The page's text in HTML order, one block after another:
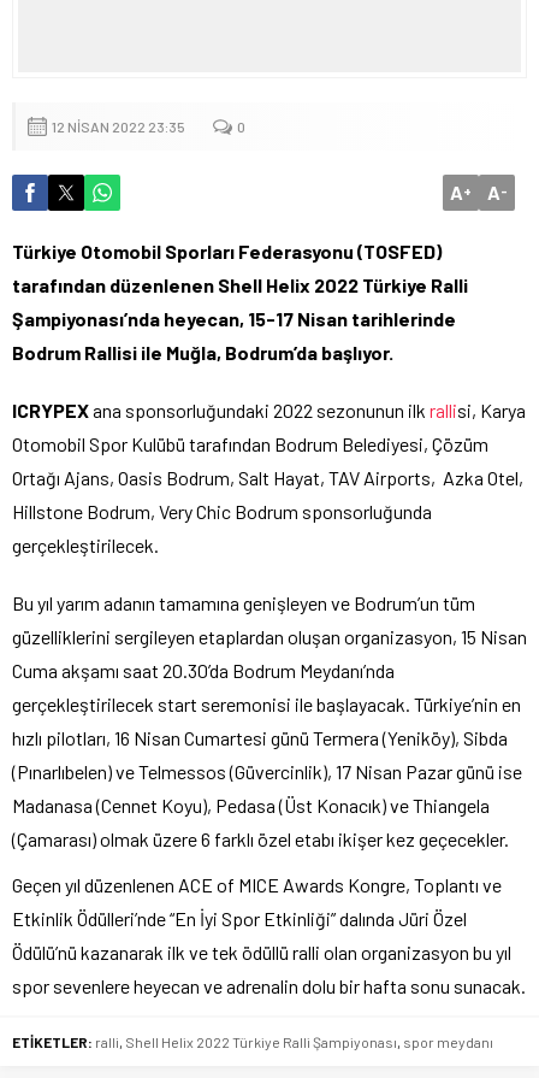
12 NISAN 2022 23:35 0
A+ A-
Türkiye Otomobil Sporları Federasyonu (TOSFED)
tarafından düzenlenen Shell Helix 2022 Türkiye Ralli
Şampiyonası’nda heyecan, 15-17 Nisan tarihlerinde
Bodrum Rallisi ile Muğla, Bodrum’da başlıyor.
ICRYPEXana sponsorluğundaki 2022 sezonunun ilk rallisi, Karya
Otomobil Spor Kulübü tarafından Bodrum Belediyesi, Çözüm
Ortağı Ajans, Oasis Bodrum, Salt Hayat, TAV Airports, Azka Otel,
Hillstone Bodrum, Very Chic Bodrum sponsorluğunda
gerçekleştirilecek.
Bu yıl yarım adanın tamamına genişleyen ve Bodrum’un tüm
güzelliklerini sergileyen etaplardan oluşan organizasyon, 15 Nisan
Cuma akşamı saat 20.30’da Bodrum Meydanı’nda
gerçekleştirilecek start seremonisi ile başlayacak. Türkiye’nin en
hızlı pilotları, 16 Nisan Cumartesi günü Termera (Yeniköy), Sibda
(Pınarlıbelen) ve Telmessos (Güvercinlik), 17 Nisan Pazar günü ise
Madanasa (Cennet Koyu), Pedasa (Üst Konacık) ve Thiangela
(Çamarası) olmak üzere 6 farklı özel etabı ikişer kez geçecekler.
Geçen yıl düzenlenen ACE of MICE Awards Kongre, Toplantı ve
Etkinlik Ödülleri’nde “En İyi Spor Etkinliği” dalında Jüri Özel
Ödülü’nü kazanarak ilk ve tek ödüllü ralli olan organizasyon bu yıl
spor sevenlere heyecan ve adrenalin dolu bir hafta sonu sunacak.
ETİKETLER: ralli Shell Helix 2022 Türkiye Ralli Şampiyonası spor meydanı